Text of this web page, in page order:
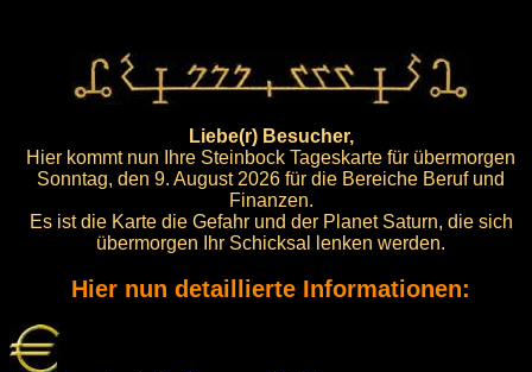
Liebe(r) Besucher,
Hier kommt nun Ihre Steinbock Tageskarte für übermorgen
Sonntag, den 9. August 2026 für die Bereiche Beruf und
Finanzen.
Es ist die Karte die Gefahr und der Planet Saturn, die sich
übermorgen Ihr Schicksal lenken werden.
Hier nun detaillierte Informationen: